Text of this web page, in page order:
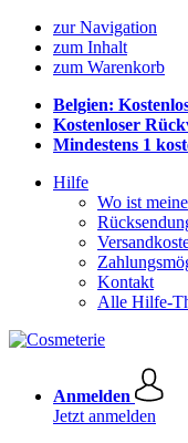
zur Navigation
zum Inhalt
zum Warenkorb
Belgien:
Kostenloser
Mindestens 1
Hilfe
Wo ist
Kontakt
Alle Hilfe-
Anmelden
Jetzt anmelden